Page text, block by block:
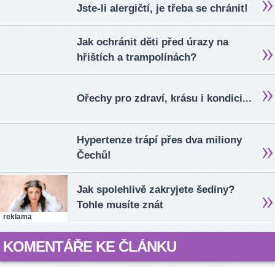
Jste-li alergičtí, je třeba se chránit!
Jak ochránit děti před úrazy na
hřištích a trampolínách?
Ořechy pro zdraví, krásu i kondici...
Hypertenze trápí přes dva miliony
Čechů!
reklama
Jak spolehlivě zakryjete šediny?
Tohle musíte znát
KOMENTÁŘE KE ČLÁNKU